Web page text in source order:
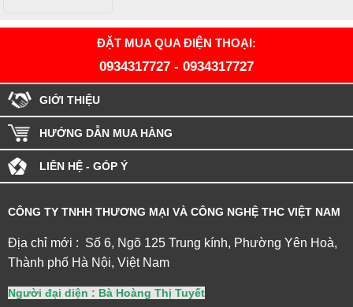
ĐẶT MUA QUA ĐIỆN THOẠI:
0934317727 - 0934317727
GIỚI THIỆU
HƯỚNG DẪN MUA HÀNG
LIÊN HỆ - GÓP Ý
CÔNG TY TNHH THƯƠNG MẠI VÀ CÔNG NGHỆ THC VIỆT NAM
Địa chỉ mới : Số 6, Ngõ 125 Trung kính, Phường Yên Hoà,
Thành phố Hà Nội, Việt Nam
Người đại diện : Bà Hoàng Thị Tuyết